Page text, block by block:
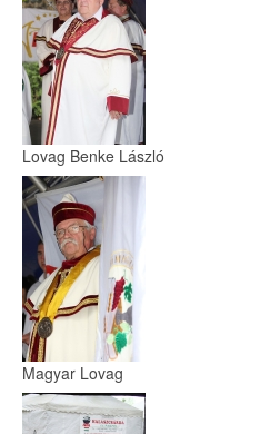
Lovag Benke László
Magyar Lovag